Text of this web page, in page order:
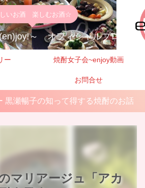
いお酒 楽しむお酒☆
～ オフィシャルブログ
ー 焼酎女子会~enjoy動画
お問合せ
黒瀬暢子の知って得する焼酎のお話
マリアージュ「アカ